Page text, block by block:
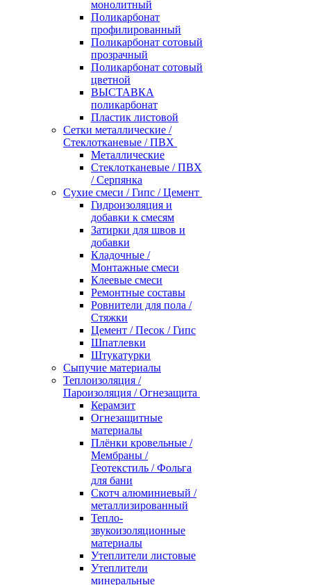
монолитный
Поликарбонат
профилированный
Поликарбонат сотовый
прозрачный
Поликарбонат сотовый
цветной
ВЫСТАВКА
поликарбонат
Пластик листовой
Сетки металлические /
Стеклотканевые / ПВХ
Металлические
Стеклотканевые / ПВХ
/ Серпянка
Сухие смеси / Гипс / Цемент
Гидроизоляция и
добавки к смесям
Затирки для швов и
добавки
Кладочные /
Монтажные смеси
Клеевые смеси
Ремонтные составы
Ровнители для пола /
Стяжки
Цемент / Песок / Гипс
Шпатлевки
Штукатурки
Сыпучие материалы
Теплоизоляция /
Пароизоляция / Огнезащита
Керамзит
Огнезащитные
материалы
Плёнки кровельные /
Мембраны /
Геотекстиль / Фольга
для бани
Скотч алюминиевый /
металлизированный
Тепло-
звукоизоляционные
материалы
Утеплители листовые
Утеплители
минеральные